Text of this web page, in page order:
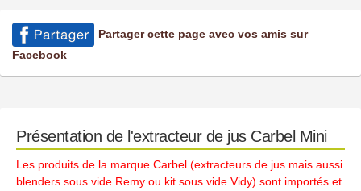
Partager cette page avec vos amis sur
Facebook
Présentation de l'extracteur de jus Carbel Mini
Les produits de la marque Carbel (extracteurs de jus mais aussi
blenders sous vide Remy ou kit sous vide Vidy) sont importés et